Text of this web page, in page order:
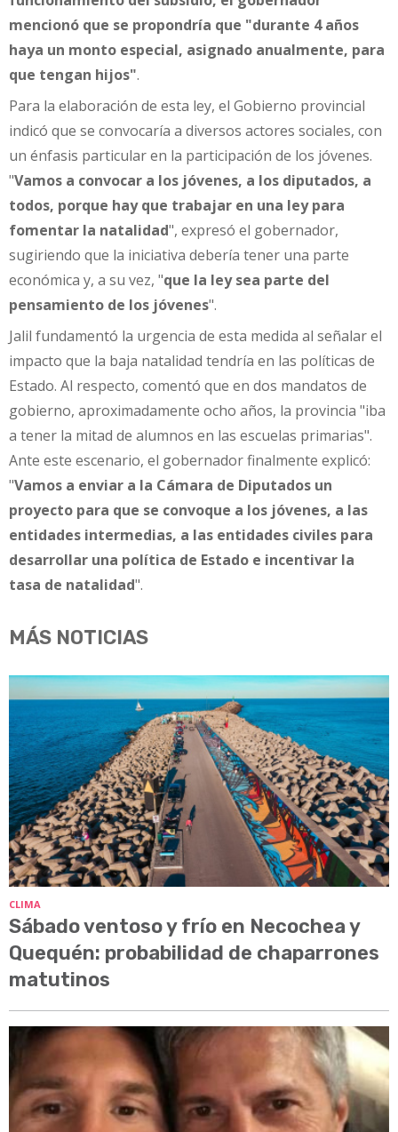
mencionó que se propondría que "durante 4 años
haya un monto especial, asignado anualmente, para
que tengan hijos".
Para la elaboración de esta ley, el Gobierno provincial
indicó que se convocaría a diversos actores sociales, con
un énfasis particular en la participación de los jóvenes.
"Vamos a convocar a los jóvenes, a los diputados, a
todos, porque hay que trabajar en una ley para
fomentar la natalidad", expresó el gobernador,
sugiriendo que la iniciativa debería tener una parte
económica y, a su vez, "que la ley sea parte del
pensamiento de los jóvenes".
Jalil fundamentó la urgencia de esta medida al señalar el
impacto que la baja natalidad tendría en las políticas de
Estado. Al respecto, comentó que en dos mandatos de
gobierno, aproximadamente ocho años, la provincia "iba
a tener la mitad de alumnos en las escuelas primarias".
Ante este escenario, el gobernador finalmente explicó:
"Vamos a enviar a la Cámara de Diputados un
proyecto para que se convoque a los jóvenes, a las
entidades intermedias, a las entidades civiles para
desarrollar una política de Estado e incentivar la
tasa de natalidad".
MÁS NOTICIAS
CLIMA
Sábado ventoso y frío en Necochea y
Quequén: probabilidad de chaparrones
matutinos